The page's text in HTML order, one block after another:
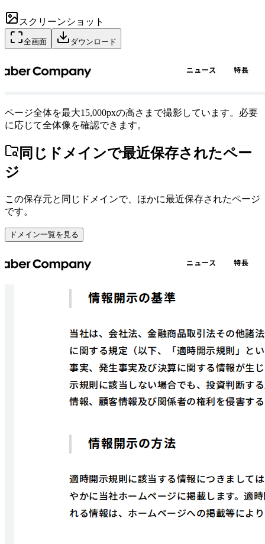
スクリーンショット
全画面 ダウンロード
ページ全体を最大15,000pxの高さまで撮影しています。必要
に応じて全体像を確認できます。
同じドメインで最近保存されたペー
ジ
この保存元と同じドメインで、ほかに最近保存されたページ
です。
ドメイン一覧を見る